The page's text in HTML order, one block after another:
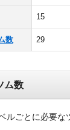
15
数 29
ム数
ルごとに必要な